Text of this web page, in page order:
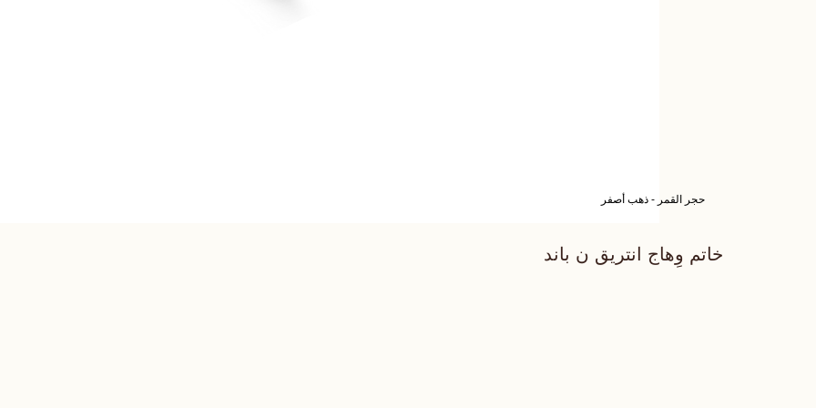
حجر القمر - ذهب أصفر
خاتم وِهاج انتريق ن باند